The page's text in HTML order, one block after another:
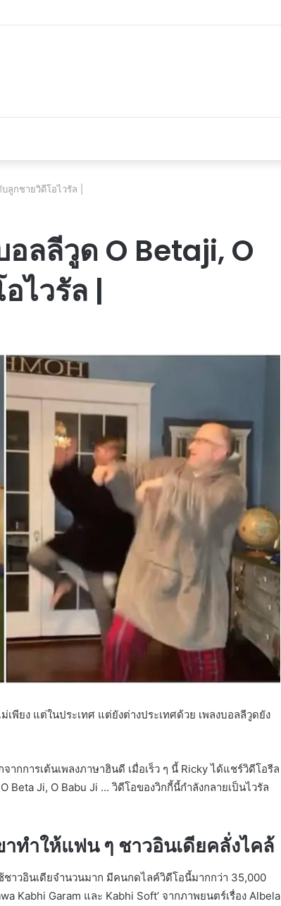
d’occasion en plein essor
ลูกชายวิดีโอไวรัล |
อลลีวูด O Betaji, O
ไวรัล |
พียง แต่ในประเทศ แต่ยังต่างประเทศด้วย เพลงบอลลีวูดยัง
ากการเต้นเพลงภาษาฮินดี เมื่อเร็ว ๆ นี้ Ricky ได้แชร์วิดีโอรีล
Beta Ji, O Babu Ji … วิดีโอของวิกกี้นี้กำลังกลายเป็นไวรัล
ทำให้แฟน ๆ ชาวอินเดียคลั่งไคล้
าวอินเดียจำนวนมาก มีคนกดไลค์วิดีโอนี้มากกว่า 35,000
Kabhi Garam และ Kabhi Soft’ จากภาพยนตร์เรื่อง Albela